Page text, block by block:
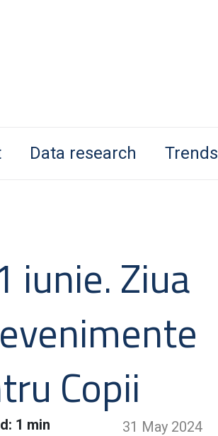
Data research Trends
iunie. Ziua
Copii
1 min 31 May 2024